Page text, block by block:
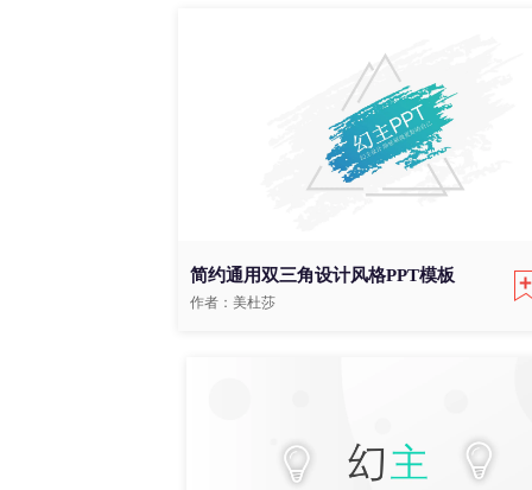
简约通用双三角设计风格PPT模板
作者：美杜莎